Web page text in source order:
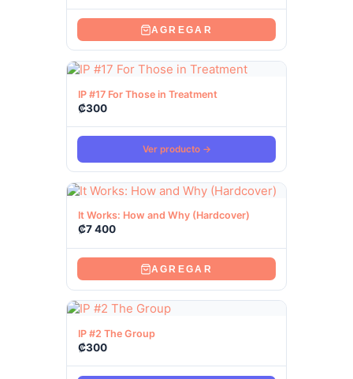
AGREGAR
Ver producto
IP #17 For Those in Treatment
₡300
Ver producto →
Ver producto
It Works: How and Why (Hardcover)
₡7 400
AGREGAR
Ver producto
IP #2 The Group
₡300